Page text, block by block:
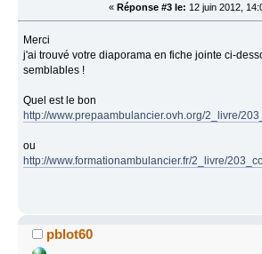
« Réponse #3 le: 12 juin 2012,
Merci
j'ai trouvé votre diaporama en fiche jointe ci-
semblables !
Quel est le bon
http://www.prepaambulancier.ovh.org/2_livre/
ou
http://www.formationambulancier.fr/2_livre/
pblot60